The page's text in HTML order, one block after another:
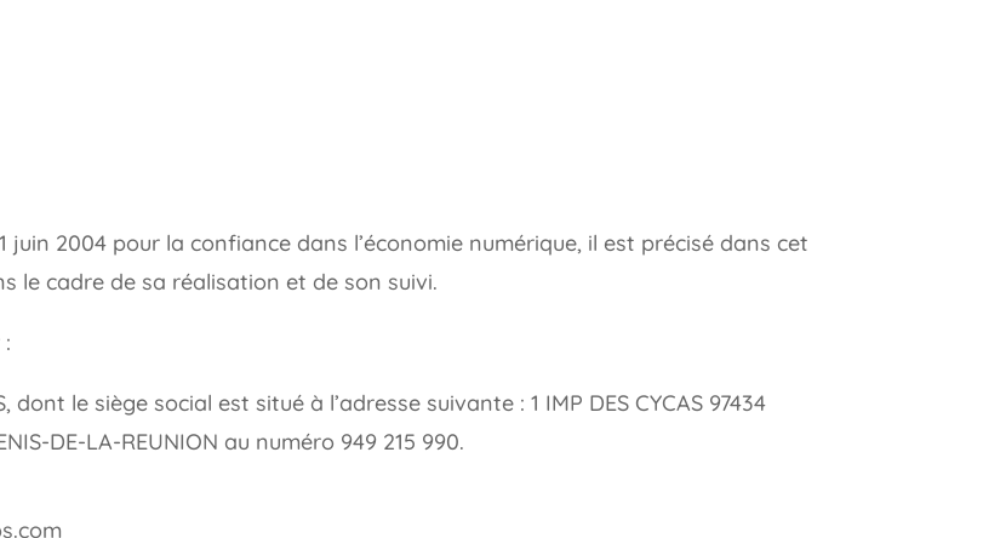
juin 2004 pour la confiance dans l’économie numérique, il est précisé dans cet
le cadre de sa réalisation et de son suivi.
dont le siège social est situé à l’adresse suivante : 1 IMP DES CYCAS 97434
DE-LA-REUNION au numéro 949 215 990.